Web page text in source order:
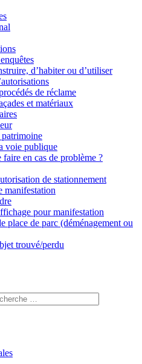
d’habiter ou d’utiliser
de réclame
et matériaux
voie publique
faire en cas de problème ?
de stationnement
manifestation
pour manifestation
place de parc (déménagement ou
trouvé/perdu